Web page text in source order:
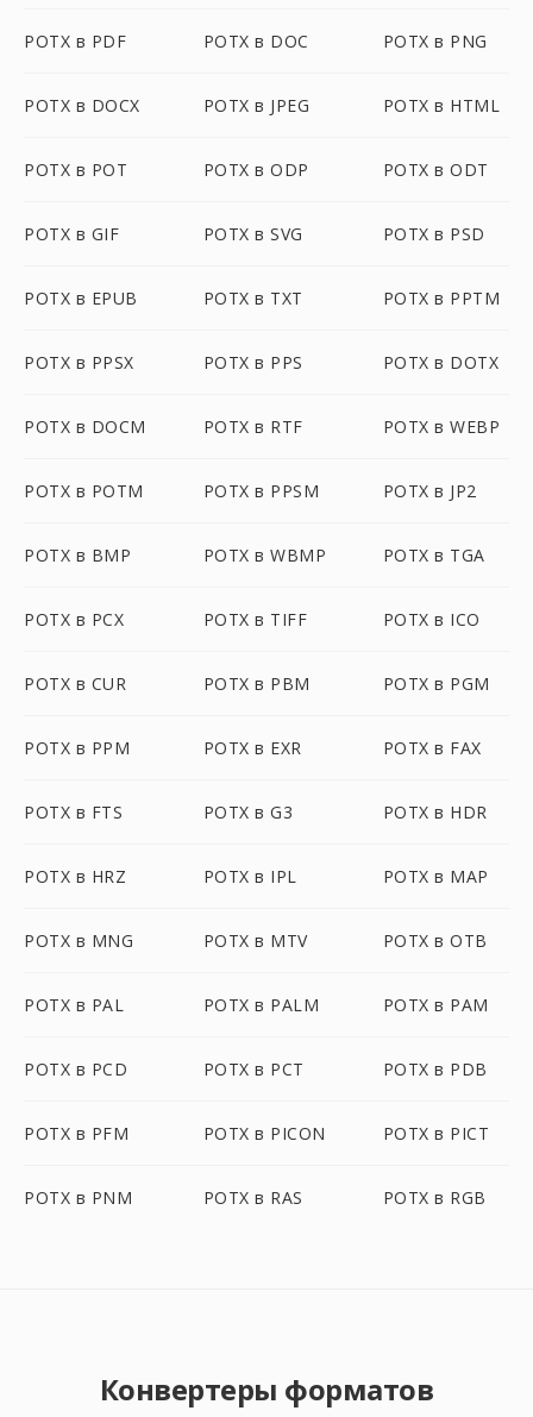
POTX в PDF POTX в DOC POTX в PNG
POTX в DOCX POTX в JPEG POTX в HTML
POTX в POT POTX в ODP POTX в ODT
POTX в GIF POTX в SVG POTX в PSD
POTX в EPUB POTX в TXT POTX в PPTM
POTX в PPSX POTX в PPS POTX в DOTX
POTX в DOCM POTX в RTF POTX в WEBP
POTX в POTM POTX в PPSM POTX в JP2
POTX в BMP POTX в WBMP POTX в TGA
POTX в PCX POTX в TIFF POTX в ICO
POTX в CUR POTX в PBM POTX в PGM
POTX в PPM POTX в EXR POTX в FAX
POTX в FTS POTX в G3 POTX в HDR
POTX в HRZ POTX в IPL POTX в MAP
POTX в MNG POTX в MTV POTX в OTB
POTX в PAL POTX в PALM POTX в PAM
POTX в PCD POTX в PCT POTX в PDB
POTX в PFM POTX в PICON POTX в PICT
POTX в PNM POTX в RAS POTX в RGB
Конвертеры форматов